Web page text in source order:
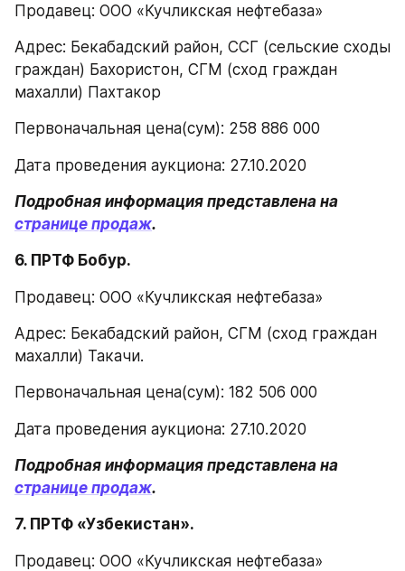
Продавец: ООО «Кучликская нефтебаза»
Адрес: Бекабадский район, ССГ (сельские сходы
граждан) Бахористон, СГМ (сход граждан
махалли) Пахтакор
Первоначальная цена(сум): 258 886 000
Дата проведения аукциона: 27.10.2020
странице продаж.
6. ПРТФ Бобур.
Продавец: ООО «Кучликская нефтебаза»
Адрес: Бекабадский район, СГМ (сход граждан
махалли) Такачи.
Первоначальная цена(сум): 182 506 000
Дата проведения аукциона: 27.10.2020
странице продаж.
7. ПРТФ «Узбекистан».
Продавец: ООО «Кучликская нефтебаза»